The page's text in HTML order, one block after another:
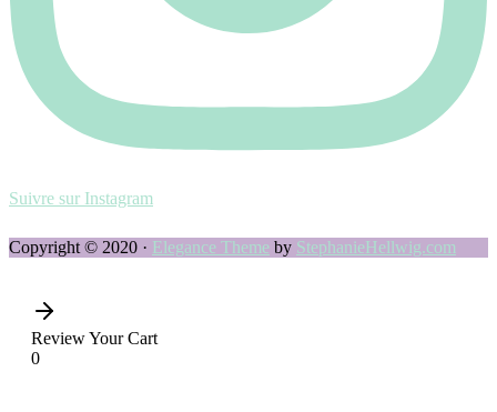
Suivre sur Instagram
Copyright © 2020 · Elegance Theme by StephanieHellwig.com
Review Your Cart
0